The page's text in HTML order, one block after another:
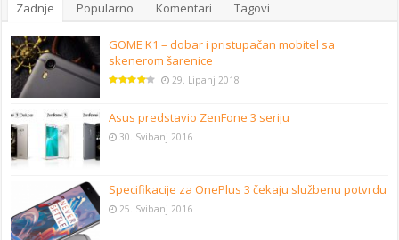
Zadnje Popularno Komentari Tagovi
GOME K1 – dobar i pristupačan mobitel sa
skenerom šarenice
29. Lipanj 2018
Asus predstavio ZenFone 3 seriju
30. Svibanj 2016
Specifikacije za OnePlus 3 čekaju službenu potvrdu
25. Svibanj 2016